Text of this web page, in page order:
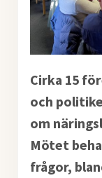
Cirka 15
och
om
Mötet
frågor,